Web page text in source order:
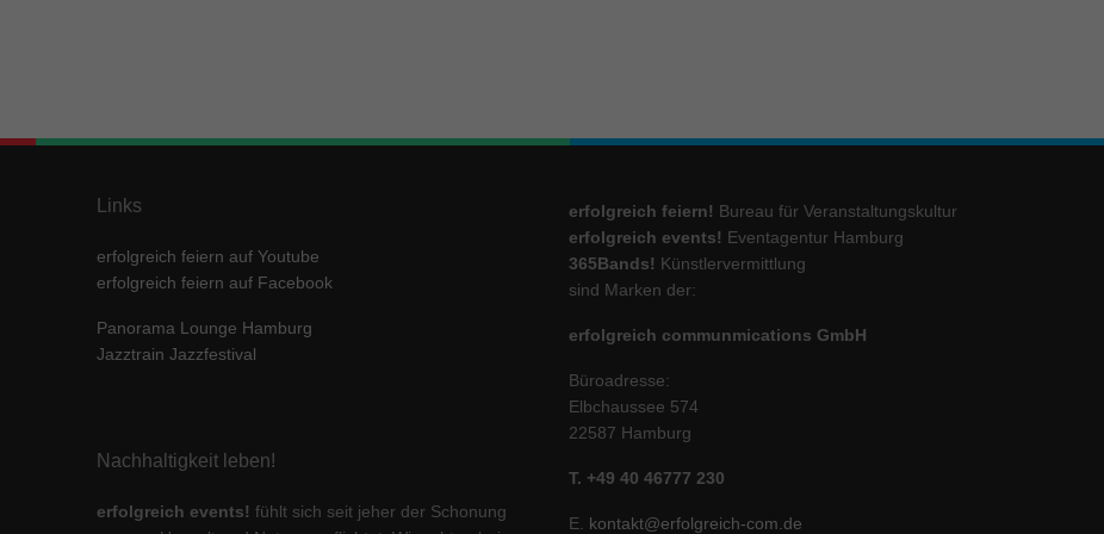
Links
erfolgreich feiern auf Youtube
erfolgreich feiern auf Facebook
Panorama Lounge Hamburg
Jazztrain Jazzfestival
Nachhaltigkeit leben!
erfolgreich events! fühlt sich seit jeher der Schonung
erfolgreich feiern! Bureau für Veranstaltungskultur
erfolgreich events! Eventagentur Hamburg
365Bands! Künstlervermittlung
sind Marken der:
erfolgreich communmications GmbH
Büroadresse:
Elbchaussee 574
22587 Hamburg
T. +49 40 46777 230
E. kontakt@erfolgreich-com.de
Marketing (1) Marketing
Werbung anzuzeigen. Sie tun dies, indem sie Besucher über Websites hinweg verfolgen.
Externe Medien (5) Externe Medien
Inhalte von Videoplattformen und Social-Media-Plattformen werden standardmäßig blockiert.
Wenn Cookies von externen Medien akzeptiert werden, bedarf der Zugriff auf diese Inhalte
Impressum